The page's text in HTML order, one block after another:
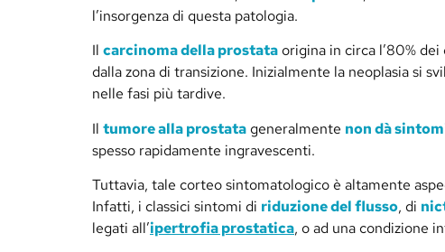
l’insorgenza di questa patologia.
Il carcinoma della prostataorigina in circa l’80%
dalla zona di transizione. Inizialmente la neoplasia si
nelle fasi più tardive.
Il tumore alla prostatageneralmente non dà
spesso rapidamente ingravescenti.
Tuttavia, tale corteo sintomatologico è altamente
Infatti, i classici sintomi di riduzione del flusso, di
legati all’ipertrofia prostatica, o ad una condizione